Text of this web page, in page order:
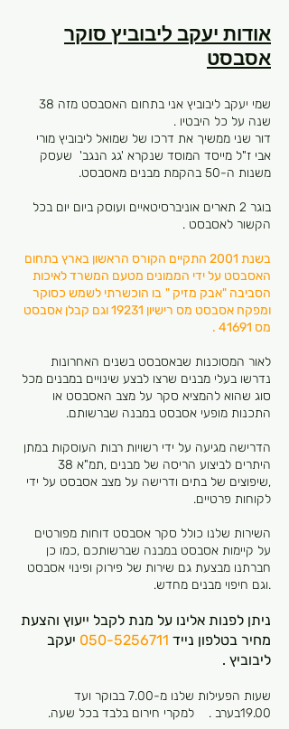
אודות יעקב ליבוביץ סוקר
אסבסט
שמי יעקב ליבוביץ אני בתחום האסבסט מזה 38
שנה על כל היבטיו .
דור שני ממשיך את דרכו של שמואל ליבוביץ מורי
אבי ז"ל מייסד המוסד שנקרא 'גג הנגב' שעסק
משנות ה-50 בהקמת מבנים מאסבסט.
בוגר 2 תארים אוניברסיטאיים ועוסק ביום יום בכל
הקשור לאסבסט .
בשנת 2001 התקיים הקורס הראשון בארץ בתחום
האסבסט על ידי הממונים מטעם המשרד לאיכות
הסביבה "אבק מזיק " בו הוכשרתי לשמש כסוקר
ומפקח אסבסט מס רישיון 19231 וגם קבלן אסבסט
מס 41691 .
לאור המסוכנות שבאסבסט בשנים האחרונות
נדרשו בעלי מבנים שרצו לבצע שינויים במבנים מכל
סוג שהוא להמציא סקר על מצב האסבסט או
התכנות מופעי אסבסט במבנה שברשותם.
הדרישה מגיעה על ידי רשויות רבות העוסקות במתן
היתרים לביצוע הריסה של מבנים ,תמ"א 38
,שיפוצים של בתים ודרישה על מצב אסבסט על ידי
לקוחות פרטיים.
השירות שלנו כולל סקר אסבסט דוחות מפורטים
על קיימות אסבסט במבנה שברשותכם ,כמו כן
חברתנו מבצעת גם שירות של פירוק ופינוי אסבסט
.וגם חיפוי מבנים מחדש.
ניתן לפנות אלינו על מנת לקבל ייעוץ והצעת
מחיר בטלפון נייד 050-5256711 יעקב
ליבוביץ .
שעות הפעילות שלנו מ-7.00 בבוקר ועד
19.00בערב . למקרי חירום בלבד בכל שעה.